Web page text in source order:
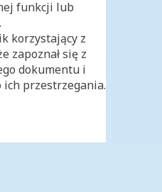
funkcji lub
korzystający z
zapoznał się z
dokumentu i
przestrzegania.